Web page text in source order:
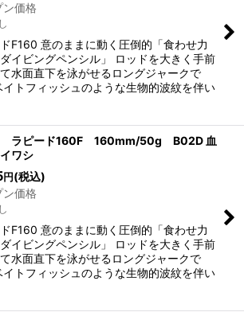
ン価格
F160 意のままに動く圧倒的「食わせ力
イビングペンシル」 ロッドを大きく手前
水面直下を泳がせるロングジャークで
イトフィッシュのような生物的波紋を伴い
ラピード160F 160mm/50g B02D 血
ワシ
円 (税込)
ン価格
F160 意のままに動く圧倒的「食わせ力
イビングペンシル」 ロッドを大きく手前
水面直下を泳がせるロングジャークで
イトフィッシュのような生物的波紋を伴い